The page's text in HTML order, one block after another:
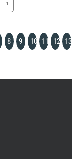
1
8 9 10 11 12
13